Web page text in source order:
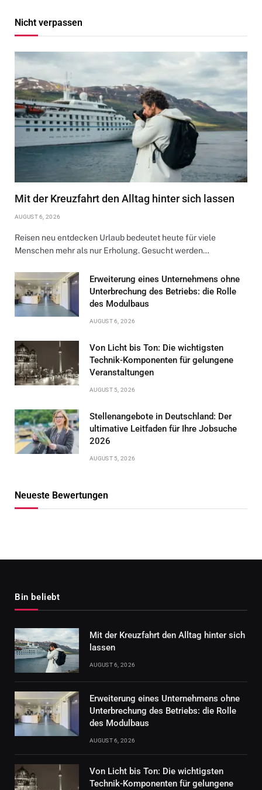
Nicht verpassen
Mit der Kreuzfahrt den Alltag hinter sich lassen
AUGUST 6, 2026
Reisen neu entdecken Urlaub bedeutet heute für viele
Menschen mehr als nur Erholung. Gesucht werden…
Erweiterung eines Unternehmens ohne
Unterbrechung des Betriebs: die Rolle
des Modulbaus
AUGUST 6, 2026
Von Licht bis Ton: Die wichtigsten
Technik-Komponenten für gelungene
Veranstaltungen
AUGUST 5, 2026
Stellenangebote in Deutschland: Der
ultimative Leitfaden für Ihre Jobsuche
2026
AUGUST 5, 2026
Neueste Bewertungen
Bin beliebt
Mit der Kreuzfahrt den Alltag hinter sich
lassen
AUGUST 6, 2026
Erweiterung eines Unternehmens ohne
Unterbrechung des Betriebs: die Rolle
des Modulbaus
AUGUST 6, 2026
Von Licht bis Ton: Die wichtigsten
Technik-Komponenten für gelungene